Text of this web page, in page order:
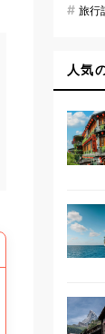
# 旅行
人気